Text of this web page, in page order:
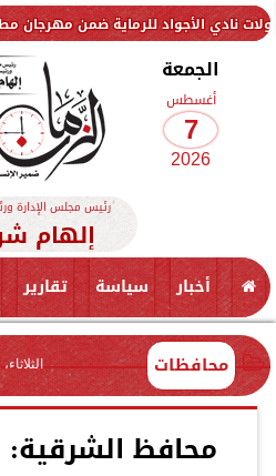
للرماية ضمن مهرجان مطروح للتراث
الجمعة
أغسطس
7
2026
رئيس مجلس الإدارة
إلهام
أخبار سياسة تقارير
محافظات الثلاثاء، 1 أغسطس 2023
محافظ